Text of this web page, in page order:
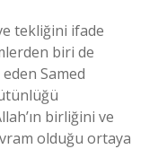
tekliğini ifade
biri de
Samed
birliğini ve
olduğu ortaya